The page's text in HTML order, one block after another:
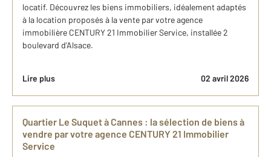
locatif. Découvrez les biens immobiliers, idéalement adaptés
à la location proposés à la vente par votre agence
immobilière CENTURY 21 Immobilier Service, installée 2
boulevard d’Alsace.
Lire plus 02 avril 2026
Quartier Le Suquet à Cannes : la sélection de biens à
vendre par votre agence CENTURY 21 Immobilier
Service